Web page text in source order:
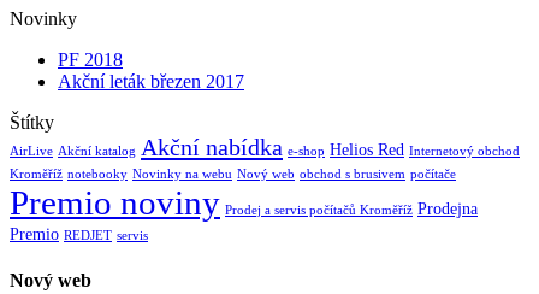
Novinky
PF 2018
Akční leták březen 2017
Štítky
AirLive Akční katalog Akční nabídka e-shop Helios Red Internetový obchod
Kroměříž notebooky Novinky na webu Nový web obchod s brusivem počítače
Premio noviny Prodej a servis počítačů Kroměříž Prodejna
Premio REDJET servis
Nový web